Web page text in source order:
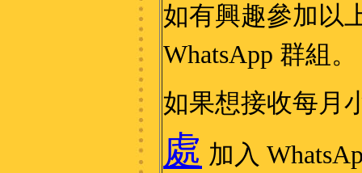
如有興趣參加以
WhatsApp 群組。
如果想接收每月
處 加入